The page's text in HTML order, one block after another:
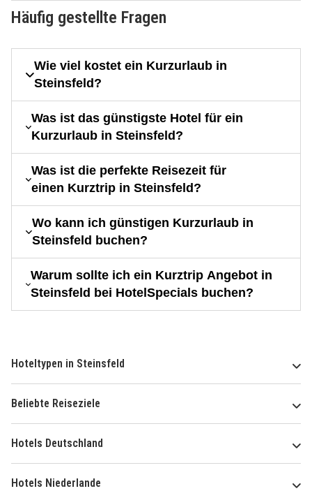
Häufig gestellte Fragen
Wie viel kostet ein Kurzurlaub in
Steinsfeld?
Was ist das günstigste Hotel für ein
Kurzurlaub in Steinsfeld?
Was ist die perfekte Reisezeit für
einen Kurztrip in Steinsfeld?
Wo kann ich günstigen Kurzurlaub in
Steinsfeld buchen?
Warum sollte ich ein Kurztrip Angebot in
Steinsfeld bei HotelSpecials buchen?
Hoteltypen in Steinsfeld
Beliebte Reiseziele
Hotels Deutschland
Hotels Niederlande